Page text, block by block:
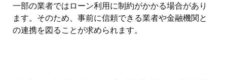
一部の業者ではローン利用に制約がかかる場合があり
ます。そのため、事前に信頼できる業者や金融機関と
の連携を図ることが求められます。